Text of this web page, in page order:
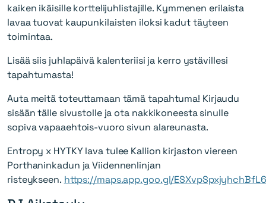
kaiken ikäisille korttelijuhlistajille. Kymmenen erilaista
lavaa tuovat kaupunkilaisten iloksi kadut täyteen
toimintaa.
Lisää siis juhlapäivä kalenteriisi ja kerro ystävillesi
tapahtumasta!
Auta meitä toteuttamaan tämä tapahtuma! Kirjaudu
sisään tälle sivustolle ja ota nakkikoneesta sinulle
sopiva vapaaehtois-vuoro sivun alareunasta.
Entropy x HYTKY lava tulee Kallion kirjaston viereen
Porthaninkadun ja Viidennenlinjan
risteykseen. https://maps.app.goo.gl/ESXvpSpxjyhchBfL6